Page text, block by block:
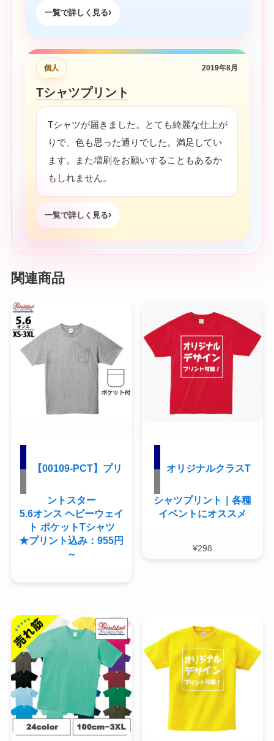
一覧で詳しく見る
個人 2019年8月
Tシャツプリント
Tシャツが届きました。とても綺麗な仕上が
りで、色も思った通りでした。満足してい
ます。また増刷をお願いすることもあるか
もしれません。
一覧で詳しく見る
関連商品
【00109-PCT】プリ
ントスター
5.6オンス ヘビーウェイ
ト ポケットTシャツ
★プリント込み：955円
～
オリジナルクラスT
シャツプリント｜各種
イベントにオススメ
¥298